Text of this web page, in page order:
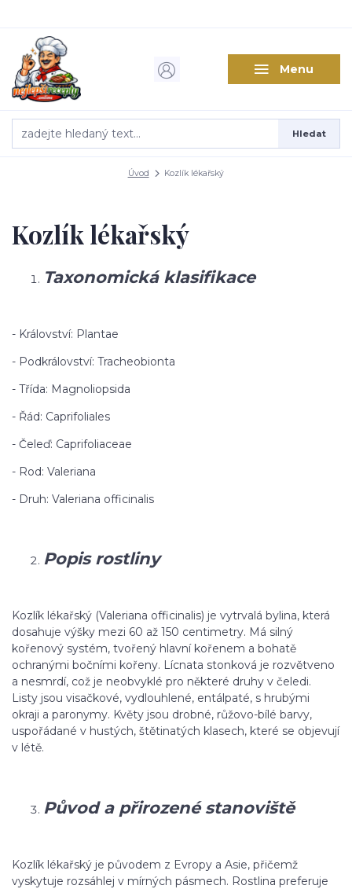
Menu
Hledat
Úvod Kozlík lékařský
Kozlík lékařský
Taxonomická klasifikace
- Království: Plantae
- Podkrálovství: Tracheobionta
- Třída: Magnoliopsida
- Řád: Caprifoliales
- Čeleď: Caprifoliaceae
- Rod: Valeriana
- Druh: Valeriana officinalis
Popis rostliny
Kozlík lékařský (Valeriana officinalis) je vytrvalá bylina, která
dosahuje výšky mezi 60 až 150 centimetry. Má silný
kořenový systém, tvořený hlavní kořenem a bohatě
ochranými bočními kořeny. Lícnata stonková je rozvětveno
a nesmrdí, což je neobvyklé pro některé druhy v čeledi.
Listy jsou visačkové, vydlouhlené, entálpaté, s hrubými
okraji a paronymy. Květy jsou drobné, růžovo-bílé barvy,
uspořádané v hustých, štětinatých klasech, které se objevují
v létě.
Původ a přirozené stanoviště
Kozlík lékařský je původem z Evropy a Asie, přičemž
vyskytuje rozsáhlej v mírných pásmech. Rostlina preferuje